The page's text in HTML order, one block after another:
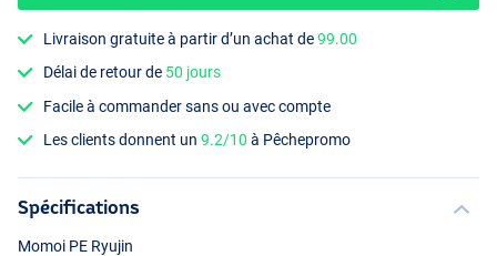
Livraison gratuite à partir d’un achat de99.00
Délai de retour de 50 jours
Facile à commander sans ou avec compte
Les clients donnent un9.2/10 à Pêchepromo
Spécifications
Momoi PE Ryujin